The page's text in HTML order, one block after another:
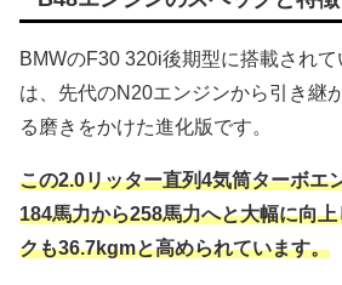
BMWのF30 320i後期型に搭載され
は、先代のN20エンジンから引き継
る磨きをかけた進化版です。
この2.0リッター直列4気筒ターボエ
184馬力から258馬力へと大幅に向
クも36.7kgmと高められています。